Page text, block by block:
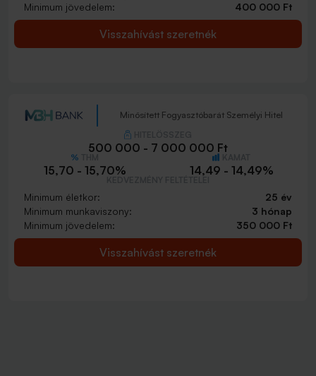
Minimum jövedelem:
400 000 Ft
Visszahívást szeretnék
Minősített Fogyasztóbarát Személyi Hitel
500 000 - 7 000 000 Ft
15,70 - 15,70% 14,49 - 14,49%
Minimum életkor:
25 év
Minimum munkaviszony:
3 hónap
Minimum jövedelem:
350 000 Ft
Visszahívást szeretnék